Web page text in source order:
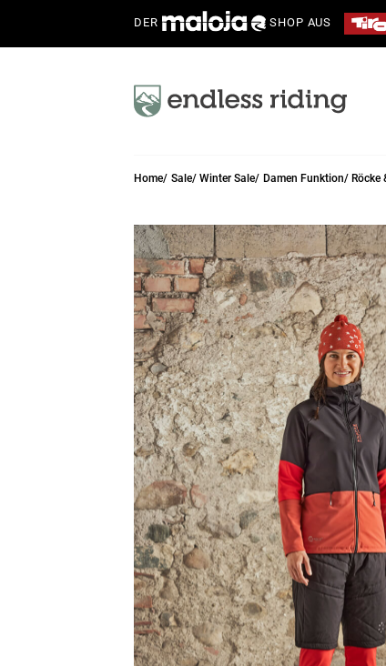
DER SHOP AUS
Home Sale Winter Sale Damen Funktion Röcke